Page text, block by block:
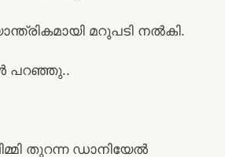
മറുപടി നൽകി.
പറഞ്ഞു..
തുറന്ന ഡാനിയേൽ